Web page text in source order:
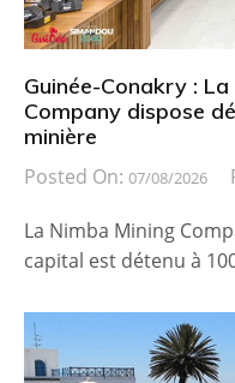
Guinée-Conakry :
Company dispose
minière
Posted On: 07/08/2026
La Nimba Mining
capital est détenu à